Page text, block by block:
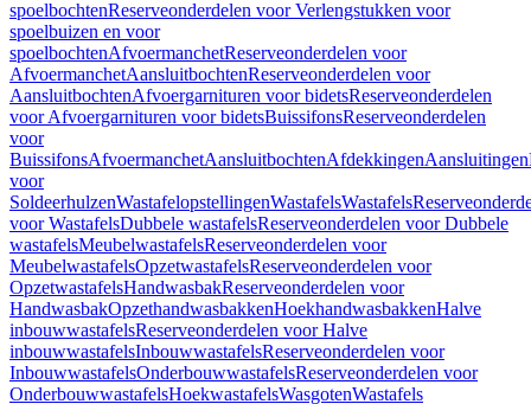
spoelbochtenReserveonderdelen voor Verlengstukken voor
spoelbuizen en voor
spoelbochtenAfvoermanchetReserveonderdelen voor
AfvoermanchetAansluitbochtenReserveonderdelen voor
AansluitbochtenAfvoergarnituren voor bidetsReserveonderdelen
voor Afvoergarnituren voor bidetsBuissifonsReserveonderdelen
voor
BuissifonsAfvoermanchetAansluitbochtenAfdekkingenAansluitingen
voor
SoldeerhulzenWastafelopstellingenWastafelsWastafels
voor WastafelsDubbele wastafelsReserveonderdelen voor Dubbele
wastafelsMeubelwastafelsReserveonderdelen voor
MeubelwastafelsOpzetwastafelsReserveonderdelen voor
OpzetwastafelsHandwasbakReserveonderdelen voor
HandwasbakOpzethandwasbakkenHoekhandwasbakkenHalve
inbouwwastafelsReserveonderdelen voor Halve
inbouwwastafelsInbouwwastafelsReserveonderdelen voor
InbouwwastafelsOnderbouwwastafelsReserveonderdelen voor
OnderbouwwastafelsHoekwastafelsWasgotenWastafels